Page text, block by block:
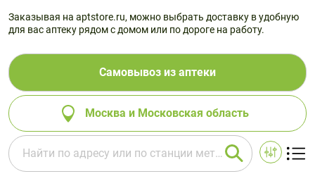
Заказывая на aptstore.ru, можно выбрать доставку в удобную
для вас аптеку рядом с домом или по дороге на работу.
Самовывоз из аптеки
Москва и Московская область